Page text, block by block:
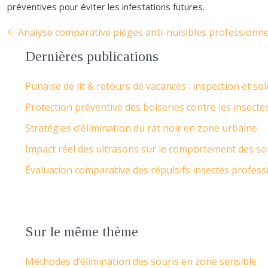
préventives pour éviter les infestations futures.
Analyse comparative pièges anti-nuisibles
Dernières publications
Punaise de lit & retours de vacances : inspection et
Protection préventive des boiseries contre les
Stratégies d’élimination du rat noir en zone urbaine
Impact réel des ultrasons sur le comportement des
Évaluation comparative des répulsifs insectes
Sur le même thème
Méthodes d’élimination des souris en zone sensible